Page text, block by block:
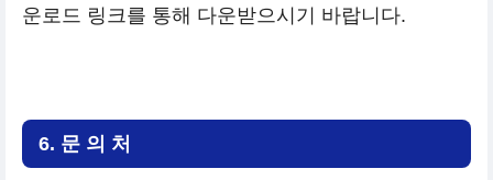
운로드 링크를 통해 다운받으시기 바랍니다.
6. 문 의 처